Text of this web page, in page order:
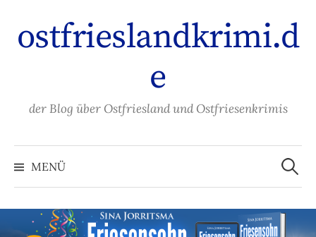
Inhalt
überspringen
ostfrieslandkrimi.d
e
der Blog über Ostfriesland und Ostfriesenkrimis
MENÜ
Suchen
nach: